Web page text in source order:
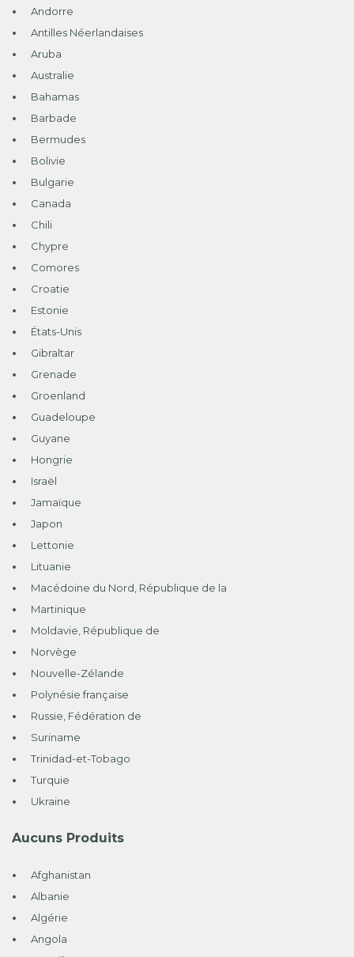
Andorre
Antilles Néerlandaises
Aruba
Australie
Bahamas
Barbade
Bermudes
Bolivie
Bulgarie
Canada
Chili
Chypre
Comores
Croatie
Estonie
États-Unis
Gibraltar
Grenade
Groenland
Guadeloupe
Guyane
Hongrie
Israël
Jamaïque
Japon
Lettonie
Lituanie
Macédoine du Nord, République de la
Martinique
Moldavie, République de
Norvège
Nouvelle-Zélande
Polynésie française
Russie, Fédération de
Suriname
Trinidad-et-Tobago
Turquie
Ukraine
Aucuns Produits
Afghanistan
Albanie
Algérie
Angola